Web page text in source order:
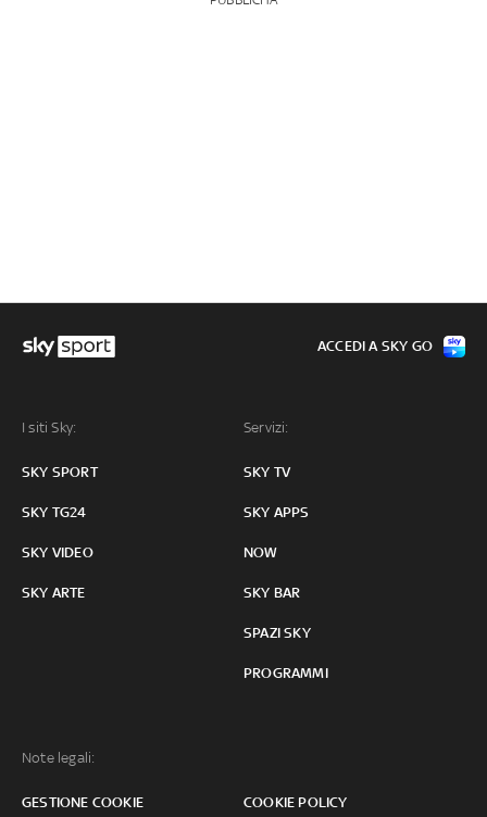
I siti Sky:
SKY SPORT
SKY TG24
SKY VIDEO
SKY ARTE
Servizi:
SKY TV
SKY APPS
NOW
SKY BAR
SPAZI SKY
PROGRAMMI
Note legali:
GESTIONE COOKIE COOKIE POLICY
ACCEDI A SKY GO